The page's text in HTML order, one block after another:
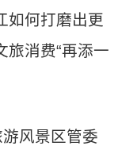
如何打磨出更
旅消费“再添一
风景区管委